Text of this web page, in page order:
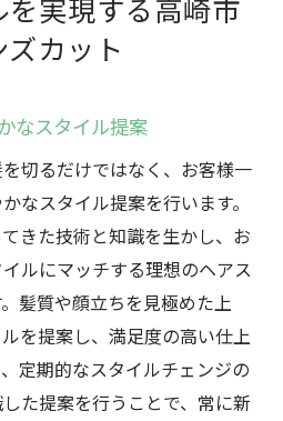
施術後に役立つアドバイ
実現する高崎市
カット
なスタイル提案
切るだけではなく、お客様一
なスタイル提案を行います。
きた技術と知識を生かし、お
ルにマッチする理想のヘアス
髪質や顔立ちを見極めた上
を提案し、満足度の高い仕上
定期的なスタイルチェンジの
た提案を行うことで、常に新